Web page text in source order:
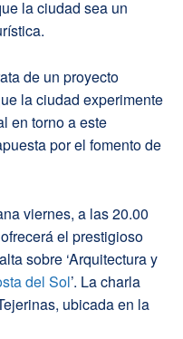
la ciudad sea un
de un proyecto
la ciudad experimente
en torno a este
por el fomento de
viernes, a las 20.00
el prestigioso
sobre ‘Arquitectura y
del Sol’. La charla
ubicada en la